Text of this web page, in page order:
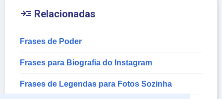
 Relacionadas
Frases de Poder
Frases para Biografia do Instagram
Frases de Legendas para Fotos Sozinha